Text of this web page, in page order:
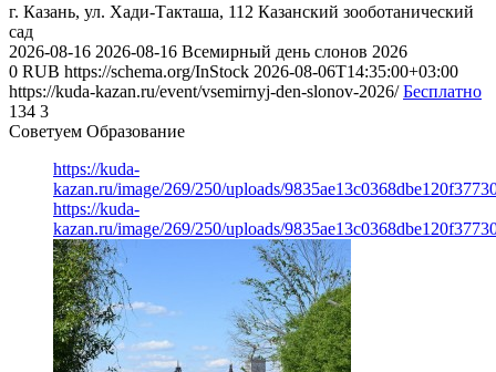
г. Казань, ул. Хади-Такташа, 112 Казанский зооботанический
сад
2026-08-16 2026-08-16 Всемирный день слонов 2026
0 RUB https://schema.org/InStock 2026-08-06T14:35:00+03:00
https://kuda-kazan.ru/event/vsemirnyj-den-slonov-2026/ Бесплатно
134 3
Советуем Образование
https://kuda-
kazan.ru/image/269/250/uploads/
https://kuda-
kazan.ru/image/269/250/uploads/